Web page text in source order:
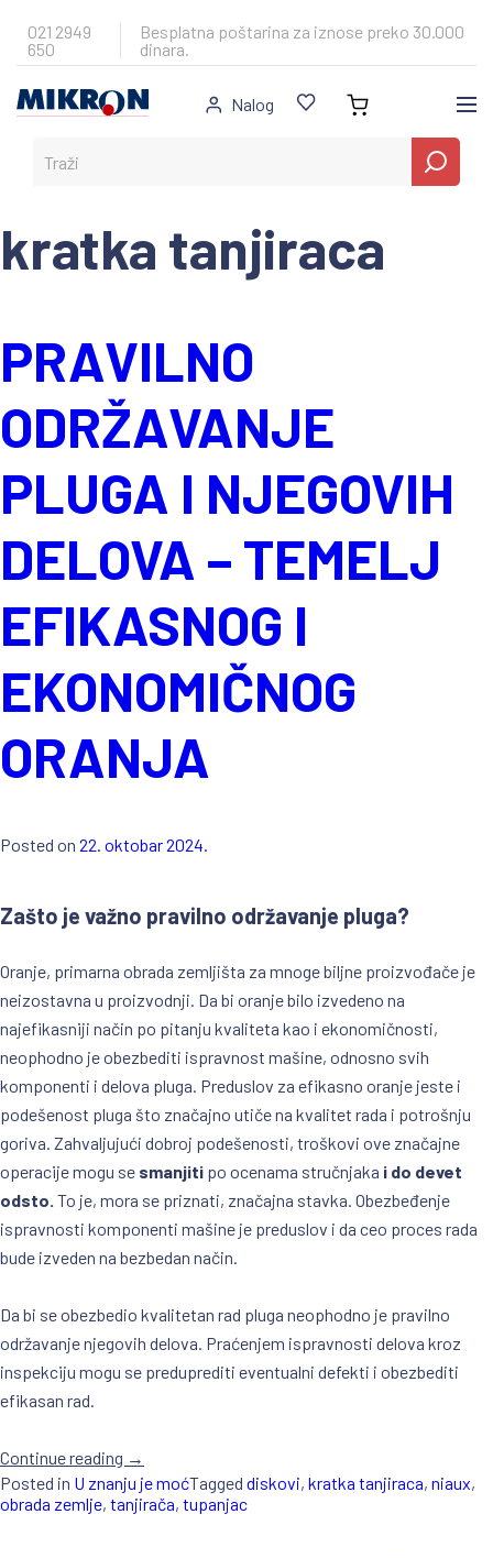
content
021 2949
650
Besplatna poštarina za iznose preko 30.000
dinara.
Nalog
kratka tanjiraca
PRAVILNO
ODRŽAVANJE
PLUGA I NJEGOVIH
DELOVA – TEMELJ
EFIKASNOG I
EKONOMIČNOG
ORANJA
Posted on 22. oktobar 2024.
Zašto je važno pravilno održavanje pluga?
Oranje, primarna obrada zemljišta za mnoge biljne proizvođače je
neizostavna u proizvodnji. Da bi oranje bilo izvedeno na
najefikasniji način po pitanju kvaliteta kao i ekonomičnosti,
neophodno je obezbediti ispravnost mašine, odnosno svih
komponenti i delova pluga. Preduslov za efikasno oranje jeste i
podešenost pluga što značajno utiče na kvalitet rada i potrošnju
goriva. Zahvaljujući dobroj podešenosti, troškovi ove značajne
operacije mogu se smanjiti po ocenama stručnjaka i do devet
odsto. To je, mora se priznati, značajna stavka. Obezbeđenje
ispravnosti komponenti mašine je preduslov i da ceo proces rada
bude izveden na bezbedan način.
Da bi se obezbedio kvalitetan rad pluga neophodno je pravilno
održavanje njegovih delova. Praćenjem ispravnosti delova kroz
inspekciju mogu se preduprediti eventualni defekti i obezbediti
efikasan rad.
Continue reading „PRAVILNO
ODRŽAVANJE
PLUGA
→
Posted in U znanju je moćTagged diskovi, kratka tanjiraca, niaux,
obrada zemlje, tanjirača, tupanjac